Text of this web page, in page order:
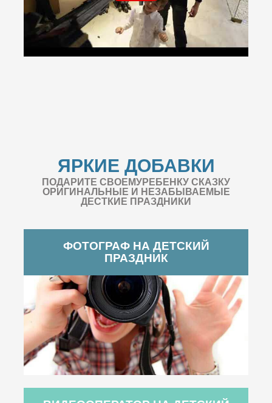
ЯРКИЕ ДОБАВКИ
ПОДАРИТЕ СВОЕМУРЕБЕНКУ СКАЗКУ
ОРИГИНАЛЬНЫЕ И НЕЗАБЫВАЕМЫЕ
ДЕСТКИЕ ПРАЗДНИКИ
ФОТОГРАФ НА ДЕТСКИЙ
ПРАЗДНИК